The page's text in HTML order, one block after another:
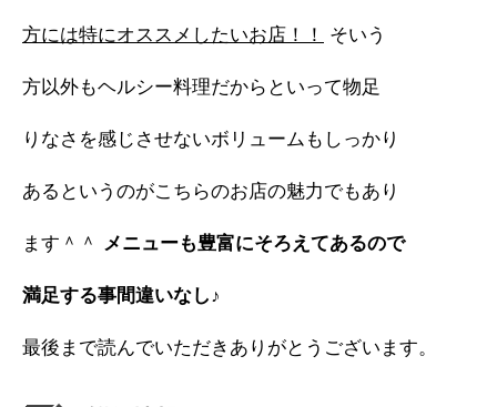
方には特にオススメしたいお店！！ そいう
方以外もヘルシー料理だからといって物足
りなさを感じさせないボリュームもしっかり
あるというのがこちらのお店の魅力でもあり
ます＾＾ メニューも豊富にそろえてあるので
満足する事間違いなし♪
最後まで読んでいただきありがとうございます。